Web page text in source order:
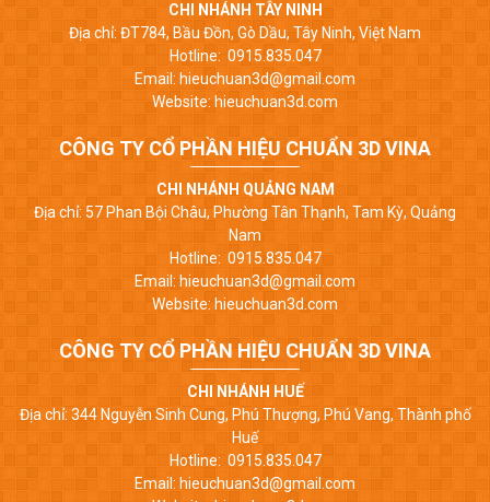
CHI NHÁNH TÂY NINH
Địa chỉ: ĐT784, Bầu Đồn, Gò Dầu, Tây Ninh, Việt Nam
Hotline: 0915.835.047
Email: hieuchuan3d@gmail.com
Website: hieuchuan3d.com
CÔNG TY CỔ PHẦN HIỆU CHUẨN 3D VINA
CHI NHÁNH QUẢNG NAM
Địa chỉ: 57 Phan Bội Châu, Phường Tân Thạnh, Tam Kỳ, Quảng
Nam
Hotline: 0915.835.047
Email: hieuchuan3d@gmail.com
Website: hieuchuan3d.com
CÔNG TY CỔ PHẦN HIỆU CHUẨN 3D VINA
CHI NHÁNH HUẾ
Địa chỉ: 344 Nguyễn Sinh Cung, Phú Thượng, Phú Vang, Thành phố
Huế
Hotline: 0915.835.047
Email: hieuchuan3d@gmail.com